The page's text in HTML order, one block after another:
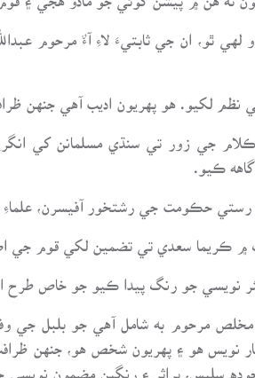
لهي ٿو، ان جي ثابتيءَ لاءِ آءٌ مرحوم
نظم لکيو. هو پهريون اديب آهي
ڪلام جي زور تي سنڌي مسلمانن کي
ڪيو.
رستي حڪومت جي رشتخور آفيسرن،
۾ ڪريما سعدي تي تضمين لکي قوم جي
نويسي جو رنگ پيدا ڪيو جو خاص طرح
مرحوم به شامل آهي جو بلبل
نويس هو ۽ پهريون شخص هو، جنهن
سليس، پراثر ۽ رنگين مضمون نويسي